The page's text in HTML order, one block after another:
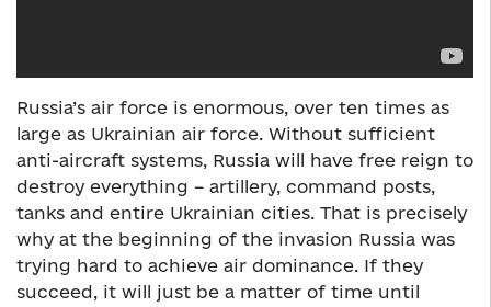
Russia’s air force is enormous, over ten times as
large as Ukrainian air force. Without sufficient
anti-aircraft systems, Russia will have free reign to
destroy everything – artillery, command posts,
tanks and entire Ukrainian cities. That is precisely
why at the beginning of the invasion Russia was
trying hard to achieve air dominance. If they
succeed, it will just be a matter of time until